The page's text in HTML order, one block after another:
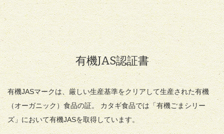
有機JAS認証書
有機JASマークは、厳しい生産基準をクリアして生産された有機
（オーガニック）食品の証。 カタギ食品では「有機ごまシリー
ズ」において有機JASを取得しています。